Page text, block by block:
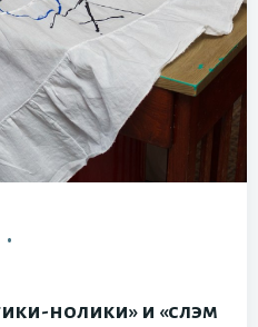
•
нолики» и «слэм